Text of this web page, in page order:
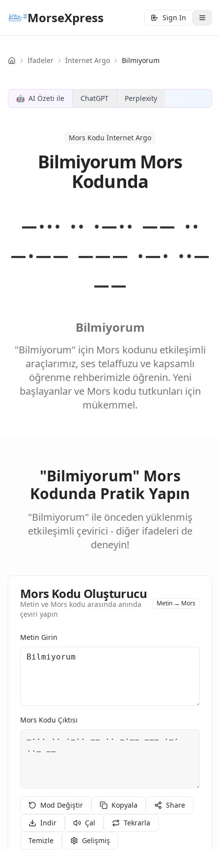
MorseXpress Sign In
Home İfadeler İnternet Argo Bilmiyorum
🤖 AI Özeti ile ChatGPT Perplexity
Mors Kodu İnternet Argo
Bilmiyorum Mors
Kodunda
−··· ·· ·−·· −− ··
−·−− −−− ·−· ··−
−−
Bilmiyorum
"Bilmiyorum" için Mors kodunu etkileşimli
araçlarımız, ses telaffuzu ve kapsamlı
öğrenme rehberimizle öğrenin. Yeni
başlayanlar ve Mors kodu tutkunları için
mükemmel.
"Bilmiyorum" Mors
Kodunda Pratik Yapın
"Bilmiyorum" ile önceden yüklenmiş
etkileşimli çevirici - diğer ifadeleri de
deneyin!
Mors Kodu Oluşturucu
Metin ve Mors kodu arasında anında
çeviri yapın
Metin → Mors
Metin Girin
Mors Kodu Çıktısı
Mod Değiştir Kopyala
Share
İndir
Çal
Tekrarla
Temizle
Gelişmiş